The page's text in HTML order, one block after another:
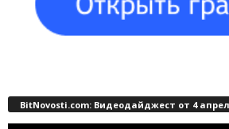
BitNovosti.com: Видеодайджест от 4